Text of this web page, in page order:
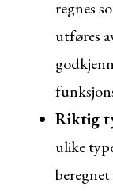
regnes
utføres
Riktig
ulike